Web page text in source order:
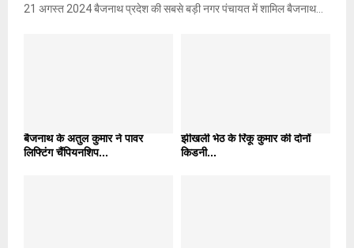
21 अगस्त 2024 बैजनाथ प्रदेश की सबसे बड़ी नगर पंचायत में शामिल बैजनाथ...
बैजनाथ के अतुल कुमार ने पावर
लिफ्टिंग चैंपियनशिप...
झीखली भेठ के रिंकू कुमार की दोनों
किडनी...